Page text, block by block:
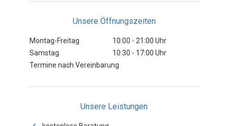
Unsere Öffnungszeiten
Montag-Freitag
10:00 - 21:00 Uhr
Samstag
10:30 - 17:00 Uhr
Termine nach Vereinbarung
Unsere Leistungen